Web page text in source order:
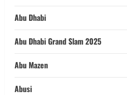
Abu Dhabi
Abu Dhabi Grand Slam 2025
Abu Mazen
Abusi